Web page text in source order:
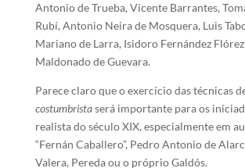
Antonio de Trueba, Vicente Barrantes,
Rubí, Antonio Neira de Mosquera, Luis
Mariano de Larra, Isidoro Fernández
Maldonado de Guevara.
Parece claro que o exercício das técnicas
costumbristaserá importante para os
realista do século XIX, especialmente em
“Fernán Caballero”, Pedro Antonio de
Valera, Pereda ou o próprio Galdós.